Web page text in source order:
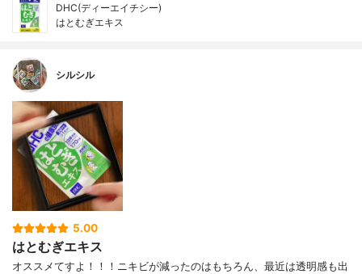
DHC(ディーエイチシー)
はとむぎエキス
シルシル
5.00
はとむぎエキス
オススメてすよ！！！ニキビが減ったのはもちろん、最近は透明感も出